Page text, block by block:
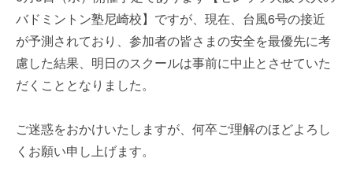
バドミントン塾尼崎校】ですが、現在、台風6号の接近
が予測されており、参加者の皆さまの安全を最優先に考
慮した結果、明日のスクールは事前に中止とさせていた
だくこととなりました。
ご迷惑をおかけいたしますが、何卒ご理解のほどよろし
くお願い申し上げます。